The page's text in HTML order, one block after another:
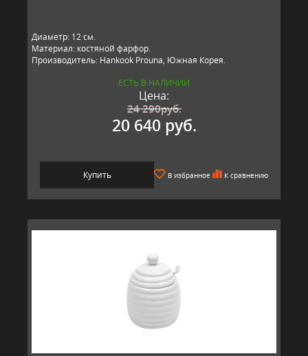
Диаметр: 12 см.
Материал: костяной фарфор.
Производитель: Hankook Prouna, Южная Корея.
ЕСТЬ В НАЛИЧИИ
Цена:
24 290руб.
20 640 руб.
Купить В избранное К сравнению